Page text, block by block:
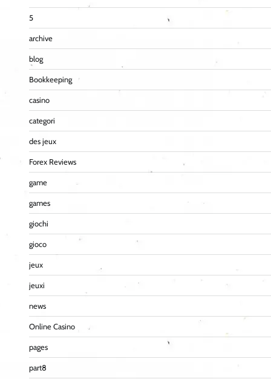
5
archive
blog
Bookkeeping
casino
categori
des jeux
Forex Reviews
game
games
giochi
gioco
jeux
jeuxi
news
Online Casino
pages
part8